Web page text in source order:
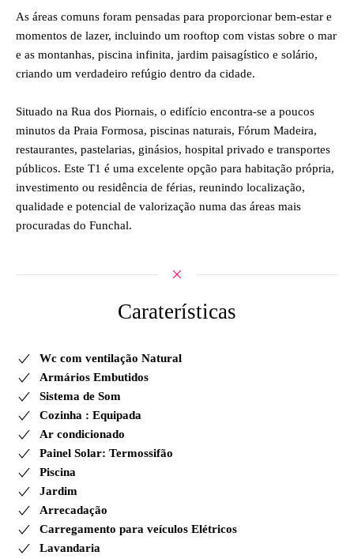
As áreas comuns foram pensadas para proporcionar bem-estar e
momentos de lazer, incluindo um rooftop com vistas sobre o mar
e as montanhas, piscina infinita, jardim paisagístico e solário,
criando um verdadeiro refúgio dentro da cidade.
Situado na Rua dos Piornais, o edifício encontra-se a poucos
minutos da Praia Formosa, piscinas naturais, Fórum Madeira,
restaurantes, pastelarias, ginásios, hospital privado e transportes
públicos. Este T1 é uma excelente opção para habitação própria,
investimento ou residência de férias, reunindo localização,
qualidade e potencial de valorização numa das áreas mais
procuradas do Funchal.
Caraterísticas
Wc com ventilação Natural
Armários Embutidos
Sistema de Som
Cozinha : Equipada
Ar condicionado
Painel Solar: Termossifão
Piscina
Jardim
Arrecadação
Carregamento para veículos Elétricos
Lavandaria